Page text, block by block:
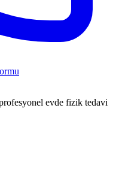
evde fizik tedavi